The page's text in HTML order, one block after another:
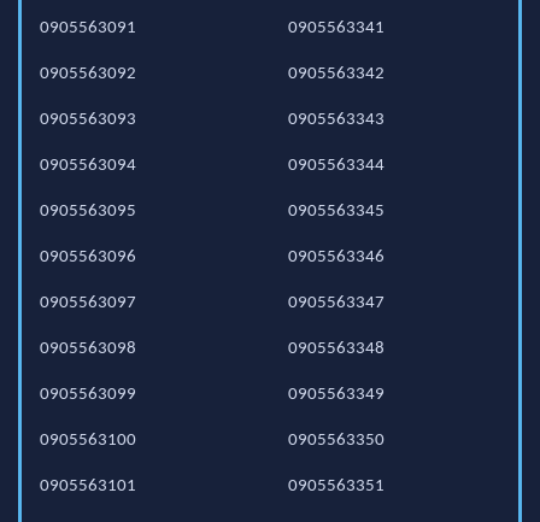
0905563091
0905563092
0905563093
0905563094
0905563095
0905563096
0905563097
0905563098
0905563099
0905563100
0905563101
0905563341
0905563342
0905563343
0905563344
0905563345
0905563346
0905563347
0905563348
0905563349
0905563350
0905563351